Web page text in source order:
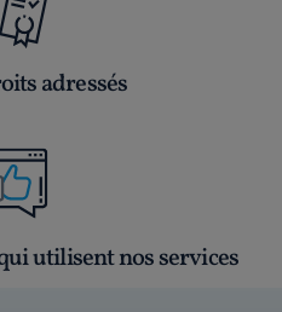
adressés
utilisent nos services